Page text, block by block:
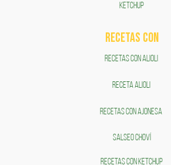
KETCHUP
RECETAS COn
RECETAS CON ALIOLI
RECETA ALIOLI
RECETAS CON AJONESA
SALSEO CHOVÍ
RECETAS CON KETCHUP